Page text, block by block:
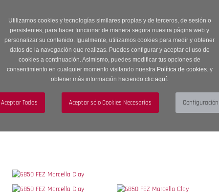
Utilizamos cookies y tecnologías similares propias y de terceros, de sesión o
persistentes, para hacer funcionar de manera segura nuestra página web y
personalizar su contenido. Igualmente, utilizamos cookies para medir y obtener
datos de la navegación que realizas. Puedes configurar y aceptar el uso de
cookies a continuación. Asimismo, puedes modificar tus opciones de
consentimiento en cualquier momento visitando nuestra Política de cookies.y
obtener más información haciendo clic aquí.
descuento en Sección OUTLET con código OUTLET20
navigation
Menú